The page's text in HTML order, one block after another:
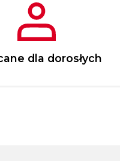
dla dorosłych